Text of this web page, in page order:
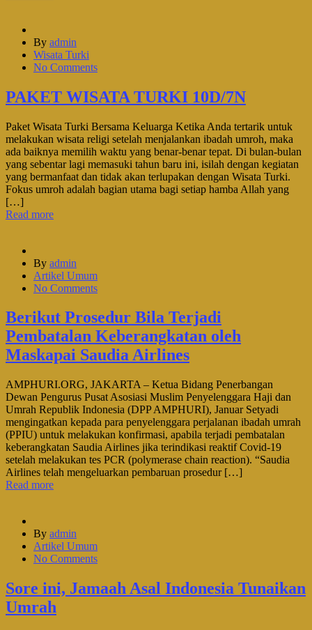
By admin
Wisata Turki
No Comments
PAKET WISATA TURKI 10D/7N
Paket Wisata Turki Bersama Keluarga Ketika Anda tertarik untuk
melakukan wisata religi setelah menjalankan ibadah umroh, maka
ada baiknya memilih waktu yang benar-benar tepat. Di bulan-bulan
yang sebentar lagi memasuki tahun baru ini, isilah dengan kegiatan
yang bermanfaat dan tidak akan terlupakan dengan Wisata Turki.
Fokus umroh adalah bagian utama bagi setiap hamba Allah yang
[…]
Read more
By admin
Artikel Umum
No Comments
Berikut Prosedur Bila Terjadi
Pembatalan Keberangkatan oleh
Maskapai Saudia Airlines
AMPHURI.ORG, JAKARTA – Ketua Bidang Penerbangan
Dewan Pengurus Pusat Asosiasi Muslim Penyelenggara Haji dan
Umrah Republik Indonesia (DPP AMPHURI), Januar Setyadi
mengingatkan kepada para penyelenggara perjalanan ibadah umrah
(PPIU) untuk melakukan konfirmasi, apabila terjadi pembatalan
keberangkatan Saudia Airlines jika terindikasi reaktif Covid-19
setelah melakukan tes PCR (polymerase chain reaction). “Saudia
Airlines telah mengeluarkan pembaruan prosedur […]
Read more
By admin
Artikel Umum
No Comments
Sore ini, Jamaah Asal Indonesia Tunaikan
Umrah